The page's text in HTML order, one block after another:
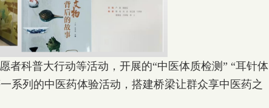
科普大行动等活动，开展的“中医体质检测” “耳针体
系列的中医药体验活动，搭建桥梁让群众享中医药之